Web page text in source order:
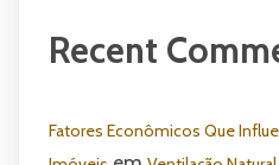
Recent
Fatores Econômicos Que